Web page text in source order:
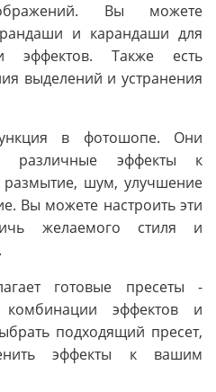
Вы можете
и карандаши для
эффектов. Также есть
выделений и устранения
в фотошопе. Они
различные эффекты к
размытие, шум, улучшение
Вы можете настроить эти
желаемого стиля и
готовые пресеты -
комбинации эффектов и
подходящий пресет,
эффекты к вашим